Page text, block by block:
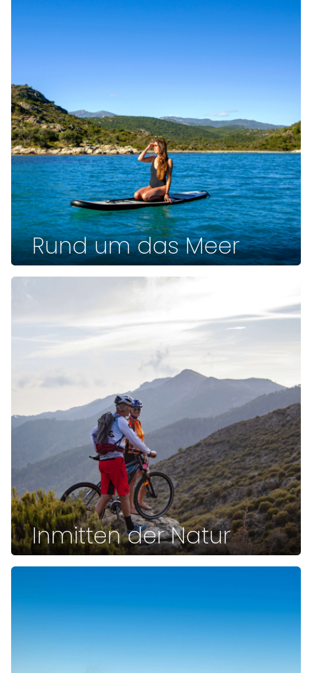
Rund um das Meer
Inmitten der Natur